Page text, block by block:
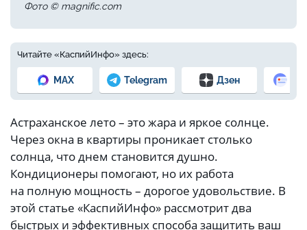
Фото © magnific.com
Читайте «КаспийИнфо» здесь:
MAX Telegram Дзен
Астраханское лето – это жара и яркое солнце.
Через окна в квартиры проникает столько
солнца, что днем становится душно.
Кондиционеры помогают, но их работа
на полную мощность – дорогое удовольствие. В
этой статье «КаспийИнфо» рассмотрит два
быстрых и эффективных способа защитить ваш